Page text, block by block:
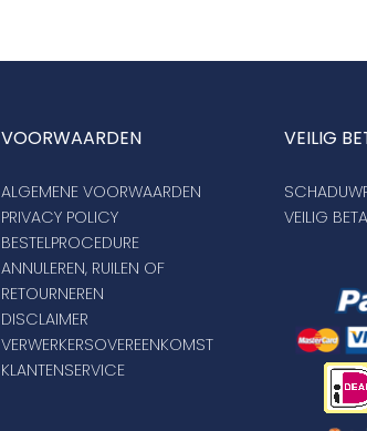
VOORWAARDEN
ALGEMENE VOORWAARDEN
PRIVACY POLICY
BESTELPROCEDURE
ANNULEREN, RUILEN OF
RETOURNEREN
DISCLAIMER
VERWERKERSOVEREENKOMST
KLANTENSERVICE
VEILIG
VEILIG